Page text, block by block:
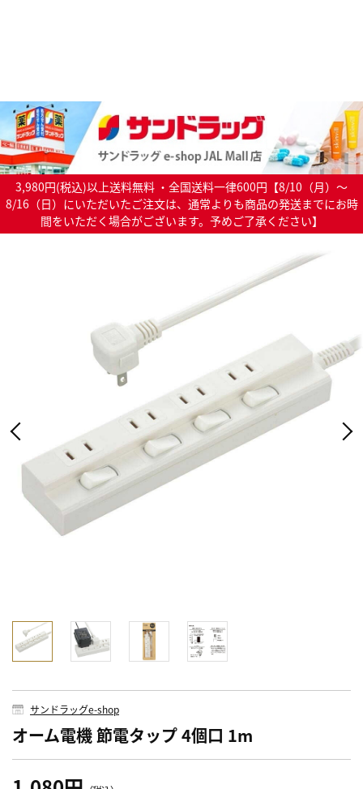
3,980円(税込)以上送料無料 ・全国送料一律600円【8/10（月）～
8/16（日）にいただいたご注文は、通常よりも商品の発送までにお時
間をいただく場合がございます。予めご了承ください】
サンドラッグe-shop
オーム電機 節電タップ 4個口 1m